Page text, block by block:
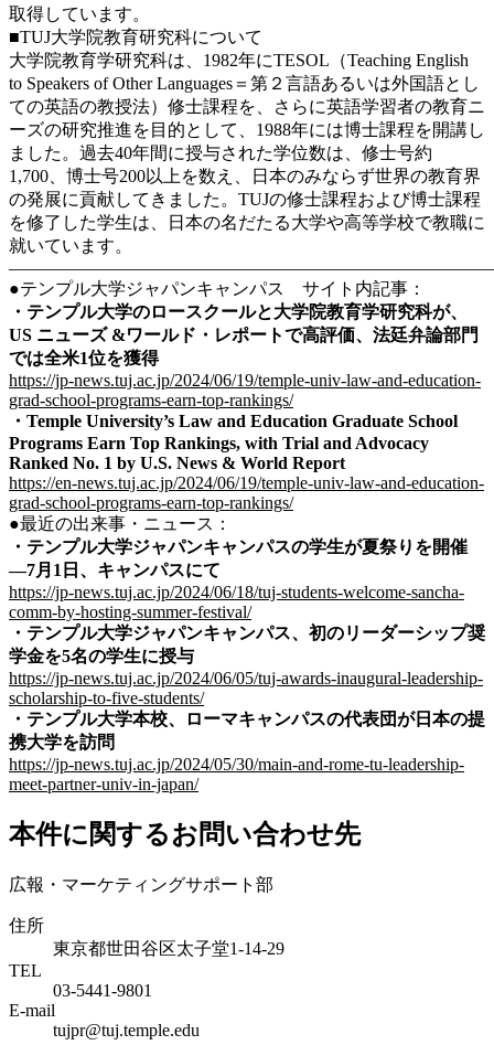
取得しています。
■TUJ大学院教育研究科について
大学院教育学研究科は、1982年にTESOL（Teaching English
to Speakers of Other Languages＝第２言語あるいは外国語とし
ての英語の教授法）修士課程を、さらに英語学習者の教育ニ
ーズの研究推進を目的として、1988年には博士課程を開講し
ました。過去40年間に授与された学位数は、修士号約
1,700、博士号200以上を数え、日本のみならず世界の教育界
の発展に貢献してきました。TUJの修士課程および博士課程
を修了した学生は、日本の名だたる大学や高等学校で教職に
就いています。
●テンプル大学ジャパンキャンパス サイト内記事：
・テンプル大学のロースクールと大学院教育学研究科が、
US ニューズ &ワールド・レポートで高評価、法廷弁論部門
では全米1位を獲得
https://jp-news.tuj.ac.jp/2024/06/19/temple-univ-law-and-education-
grad-school-programs-earn-top-rankings/
・ Temple University’s Law and Education Graduate School
Programs Earn Top Rankings, with Trial and Advocacy
Ranked No. 1 by U.S. News & World Report
https://en-news.tuj.ac.jp/2024/06/19/temple-univ-law-and-education-
grad-school-programs-earn-top-rankings/
●最近の出来事・ニュース：
・ テンプル大学ジャパンキャンパスの学生が夏祭りを開催
―7月1日、キャンパスにて
https://jp-news.tuj.ac.jp/2024/06/18/tuj-students-welcome-sancha-
comm-by-hosting-summer-festival/
・ テンプル大学ジャパンキャンパス、初のリーダーシップ奨
学金を5名の学生に授与
https://jp-news.tuj.ac.jp/2024/06/05/tuj-awards-inaugural-leadership-
scholarship-to-five-students/
・ テンプル大学本校、ローマキャンパスの代表団が日本の提
携大学を訪問
https://jp-news.tuj.ac.jp/2024/05/30/main-and-rome-tu-leadership-
meet-partner-univ-in-japan/
本件に関するお問い合わせ先
広報・マーケティングサポート部
住所
東京都世田谷区太子堂1-14-29
TEL
03-5441-9801
E-mail
tujpr@tuj.temple.edu